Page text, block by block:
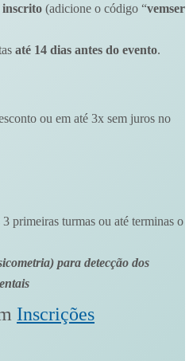
inscrito(adicione o código “vemser
até 14 dias antes do evento.
ou em até 3x sem juros no
primeiras turmas ou até terminas o
para detecção dos
Inscrições